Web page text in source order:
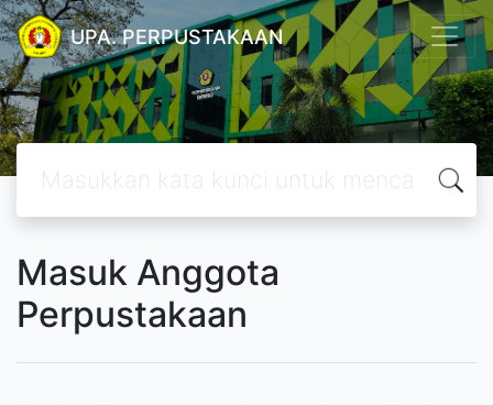
UPA. PERPUSTAKAAN
Masuk Anggota
Perpustakaan